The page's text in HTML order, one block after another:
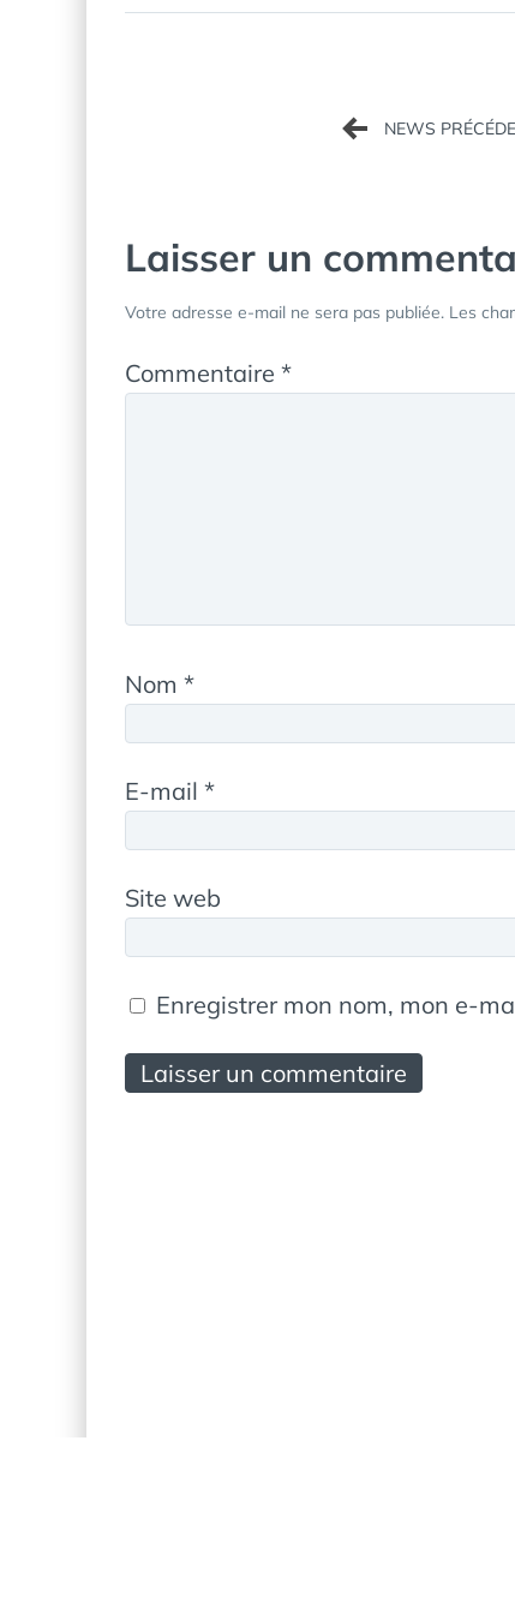
de
Laisser un
Votre adresse e-mail ne sera pas publiée. Les
Commentaire *
Nom *
E-mail *
Site web
Enregistrer mon nom, mon e-